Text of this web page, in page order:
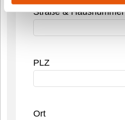
Straße & Hausnummer
PLZ
Ort